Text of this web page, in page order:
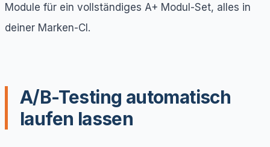
Module für ein vollständiges A+ Modul-Set, alles in
deiner Marken-CI.
A/B-Testing automatisch
laufen lassen